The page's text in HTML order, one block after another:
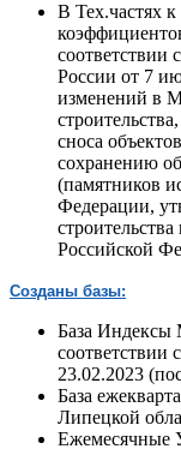
В Тех.частях к
соответствии
России от 7
изменений в
сноса
сохранению
(памятников
Федерации,
Российской
Созданы базы:
База Индексы
23.02.2023
База
Липецкой
Ежемесячные